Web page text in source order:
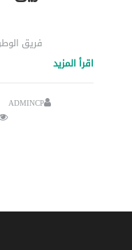
فريق الوطن تحت 15 يكسب
اقرأ المزيد
ADMINCP